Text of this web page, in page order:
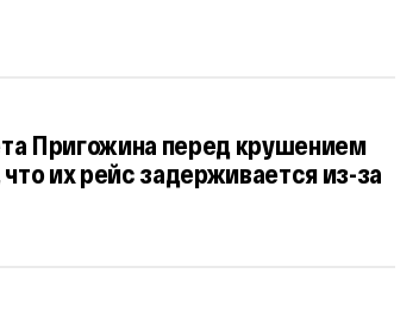
Пригожина перед крушением
их рейс задерживается из-за